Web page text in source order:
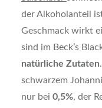
der Alkoholanteil
Geschmack wirkt
sind im Beck’s
natürliche Zutaten
schwarzem
nur bei 0,5%, der